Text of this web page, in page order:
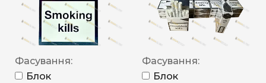
Фасування:
Блок
Фасування:
Блок